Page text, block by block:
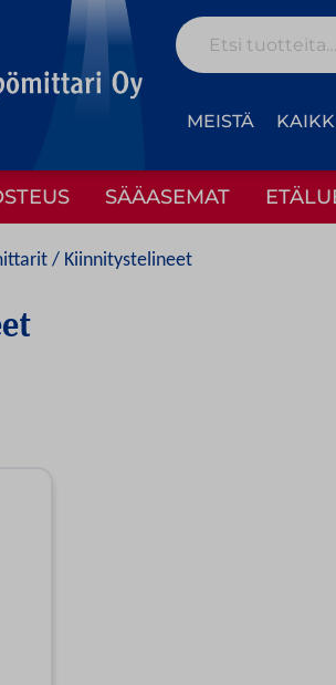
Etsi:
MEISTÄ
SÄÄASEMAT
/ Kiinnitystelineet